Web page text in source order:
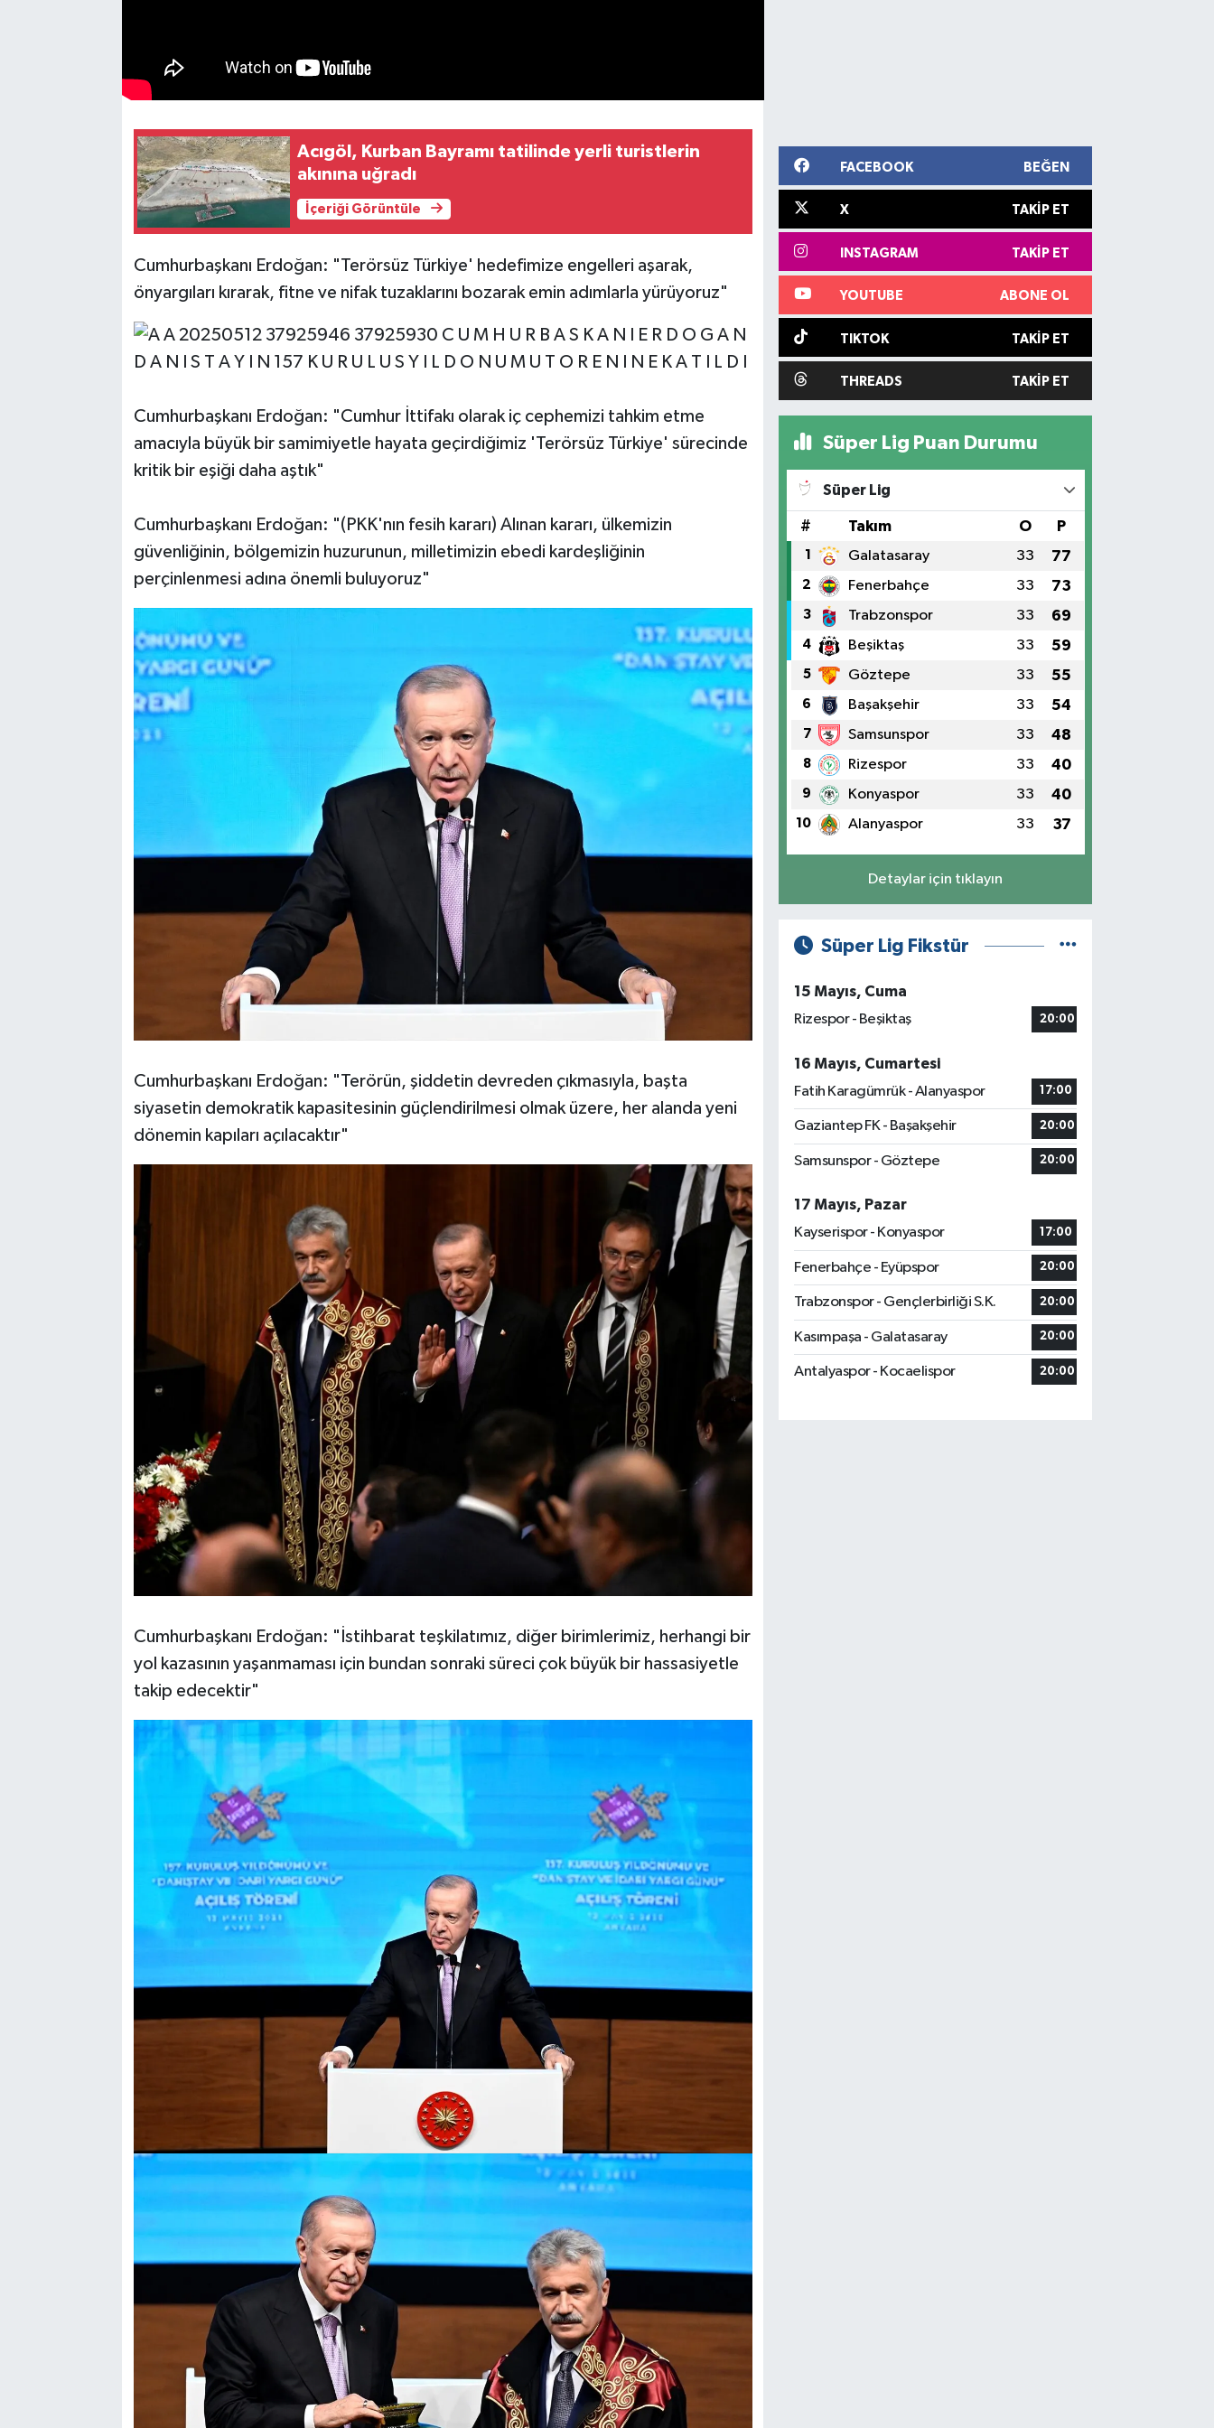
Acıgöl, Kurban Bayramı tatilinde yerli turistlerin
akınına uğradı
İçeriği Görüntüle
Cumhurbaşkanı Erdoğan: "Terörsüz Türkiye' hedefimize engelleri aşarak,
önyargıları kırarak, fitne ve nifak tuzaklarını bozarak emin adımlarla yürüyoruz"
Cumhurbaşkanı Erdoğan: "Cumhur İttifakı olarak iç cephemizi tahkim etme
amacıyla büyük bir samimiyetle hayata geçirdiğimiz 'Terörsüz Türkiye' sürecinde
kritik bir eşiği daha aştık"
Cumhurbaşkanı Erdoğan: "(PKK'nın fesih kararı) Alınan kararı, ülkemizin
güvenliğinin, bölgemizin huzurunun, milletimizin ebedi kardeşliğinin
perçinlenmesi adına önemli buluyoruz"
Cumhurbaşkanı Erdoğan: "Terörün, şiddetin devreden çıkmasıyla, başta
siyasetin demokratik kapasitesinin güçlendirilmesi olmak üzere, her alanda yeni
dönemin kapıları açılacaktır"
Cumhurbaşkanı Erdoğan: "İstihbarat teşkilatımız, diğer birimlerimiz, herhangi bir
yol kazasının yaşanmaması için bundan sonraki süreci çok büyük bir hassasiyetle
takip edecektir"
FACEBOOK BEĞEN
X TAKIP ET
INSTAGRAM TAKIP ET
YOUTUBE ABONE OL
TIKTOK TAKIP ET
THREADS TAKIP ET
Süper Lig Puan Durumu
Süper Lig
# Takım O P
1 Galatasaray 33 77
2 Fenerbahçe 33 73
3 Trabzonspor 33 69
4 Beşiktaş 33 59
5 Göztepe 33 55
6 Başakşehir 33 54
7 Samsunspor 33 48
8 Rizespor 33 40
9 Konyaspor 33 40
10 Alanyaspor 33 37
Detaylar için tıklayın
Süper Lig Fikstür
15 Mayıs, Cuma
Rizespor - Beşiktaş
20:00
16 Mayıs, Cumartesi
Fatih Karagümrük - Alanyaspor
17:00
Gaziantep FK - Başakşehir 20:00
Samsunspor - Göztepe 20:00
17 Mayıs, Pazar
Kayserispor - Konyaspor
17:00
Fenerbahçe - Eyüpspor 20:00
Trabzonspor - Gençlerbirliği S.K. 20:00
Kasımpaşa - Galatasaray 20:00
Antalyaspor - Kocaelispor 20:00